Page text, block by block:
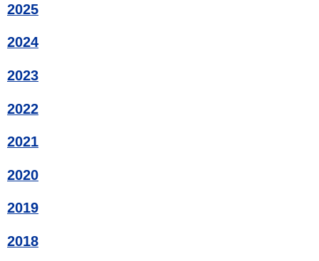
2025
2024
2023
2022
2021
2020
2019
2018